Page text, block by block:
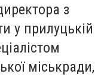
з
у прилуцькій
міськради,